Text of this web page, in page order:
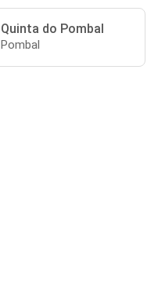
Quinta do Pombal
Pombal